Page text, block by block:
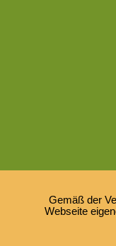
Gemäß der
Webseite